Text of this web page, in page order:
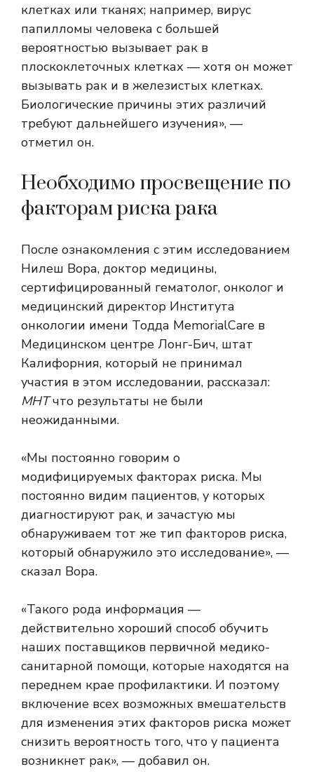
клетках или тканях; например, вирус
папилломы человека с большей
вероятностью вызывает рак в
плоскоклеточных клетках — хотя он может
вызывать рак и в железистых клетках.
Биологические причины этих различий
требуют дальнейшего изучения», —
отметил он.
Необходимо просвещение по
факторам риска рака
После ознакомления с этим исследованием
Нилеш Вора, доктор медицины,
сертифицированный гематолог, онколог и
медицинский директор Института
онкологии имени Тодда MemorialCare в
Медицинском центре Лонг-Бич, штат
Калифорния, который не принимал
участия в этом исследовании, рассказал:
МНТчто результаты не были
неожиданными.
«Мы постоянно говорим о
модифицируемых факторах риска. Мы
постоянно видим пациентов, у которых
диагностируют рак, и зачастую мы
обнаруживаем тот же тип факторов риска,
который обнаружило это исследование», —
сказал Вора.
«Такого рода информация —
действительно хороший способ обучить
наших поставщиков первичной медико-
санитарной помощи, которые находятся на
переднем крае профилактики. И поэтому
включение всех возможных вмешательств
для изменения этих факторов риска может
снизить вероятность того, что у пациента
возникнет рак», — добавил он.